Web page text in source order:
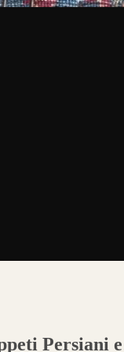
Persiani e